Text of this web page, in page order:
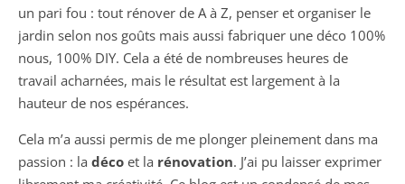
un pari fou : tout rénover de A à Z, penser et organiser le
jardin selon nos goûts mais aussi fabriquer une déco 100%
nous, 100% DIY. Cela a été de nombreuses heures de
travail acharnées, mais le résultat est largement à la
hauteur de nos espérances.
Cela m’a aussi permis de me plonger pleinement dans ma
passion : la déco et la rénovation. J’ai pu laisser exprimer